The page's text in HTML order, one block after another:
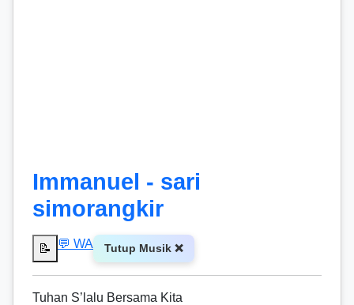
Immanuel - sari
simorangkir
📝 💬 WA Tutup Musik ❌
Tuhan S’lalu Bersama Kita